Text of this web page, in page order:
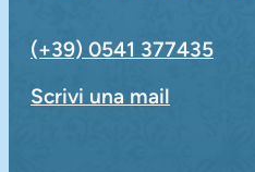
(+39) 0541 377435
Scrivi una mail